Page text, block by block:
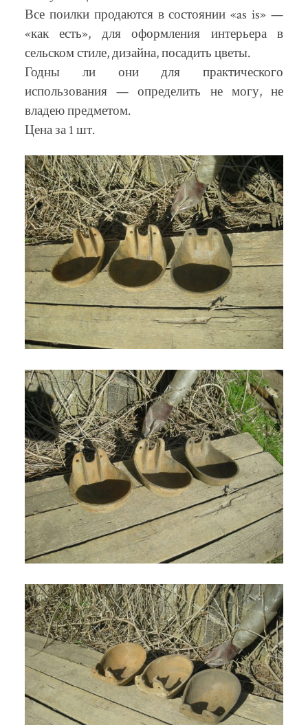
Все поилки продаются в состоянии «as is» —
«как есть», для оформления интерьера в
сельском стиле, дизайна, посадить цветы.
Годны ли они для практического
использования — определить не могу, не
владею предметом.
Цена за 1 шт.